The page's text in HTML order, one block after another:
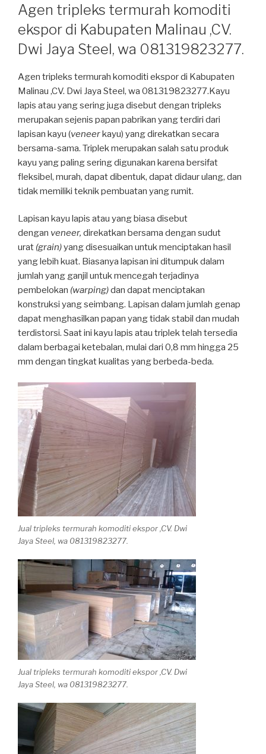
Agen tripleks termurah komoditi
ekspor di Kabupaten Malinau ,CV.
Dwi Jaya Steel, wa 081319823277.
Agen tripleks termurah komoditi ekspor di Kabupaten
Malinau ,CV. Dwi Jaya Steel, wa 081319823277.Kayu
lapis atau yang sering juga disebut dengan tripleks
merupakan sejenis papan pabrikan yang terdiri dari
lapisan kayu (veneerkayu) yang direkatkan secara
bersama-sama. Triplek merupakan salah satu produk
kayu yang paling sering digunakan karena bersifat
fleksibel, murah, dapat dibentuk, dapat didaur ulang, dan
tidak memiliki teknik pembuatan yang rumit.
Lapisan kayu lapis atau yang biasa disebut
dengan veneer, direkatkan bersama dengan sudut
urat (grain)yang disesuaikan untuk menciptakan hasil
yang lebih kuat. Biasanya lapisan ini ditumpuk dalam
jumlah yang ganjil untuk mencegah terjadinya
pembelokan (warping)dan dapat menciptakan
konstruksi yang seimbang. Lapisan dalam jumlah genap
dapat menghasilkan papan yang tidak stabil dan mudah
terdistorsi. Saat ini kayu lapis atau triplek telah tersedia
dalam berbagai ketebalan, mulai dari 0,8 mm hingga 25
mm dengan tingkat kualitas yang berbeda-beda.
Jual tripleks termurah komoditi ekspor ,CV. Dwi
Jaya Steel, wa 081319823277.
Jual tripleks termurah komoditi ekspor ,CV. Dwi
Jaya Steel, wa 081319823277.